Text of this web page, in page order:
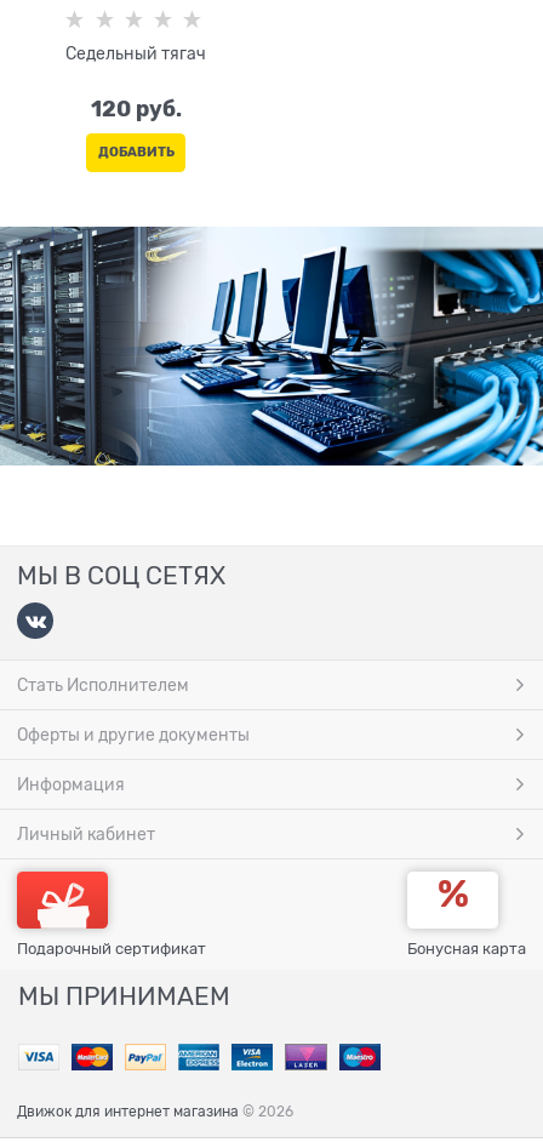
Седельный тягач
120 руб.
ДОБАВИТЬ
МЫ В СОЦ СЕТЯХ
Стать Исполнителем
Оферты и другие документы
Информация
Личный кабинет
Подарочный сертификат Бонусная карта
МЫ ПРИНИМАЕМ
Движок для интернет магазина © 2026